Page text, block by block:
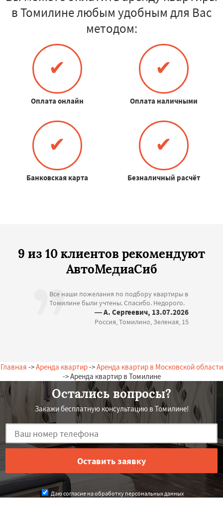
в Томилине любым удобным для Вас
методом:
✔
Оплата онлайн
✔
Оплата наличными
✔
Банковская карта
✔
Безналичный расчёт
9 из 10 клиентов рекомендуют
АвтоМедиаСиб
Все наши пожелания по подбору квартиры в
Томилине были учтены. Спасибо. Недорого.
— А. Сергеевич, 13.07.2026
Россия, Томилино, Зеленая, 15
Главная ->Аренда квартир->Аренда квартир в Московской области
-> Аренда квартир в Томилине
Остались вопросы?
Закажи бесплатную консультацию в Томилине!
Даю согласие на обработку персональных данных